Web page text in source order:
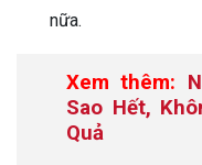
nữa.
Xem thêm:
Sao Hết,
Quả